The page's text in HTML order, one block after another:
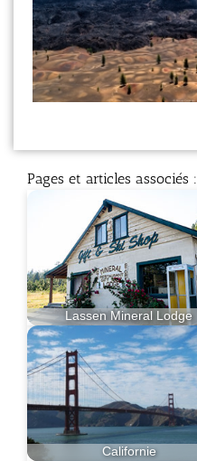
Pages et articles associés :
Lassen Mineral Lodge
Californie